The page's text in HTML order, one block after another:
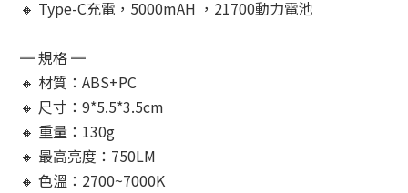
🔸 Type-C充電，5000mAH ，21700動力電池
═ 規格 ═
🔸 材質：ABS+PC
🔸 尺寸：9*5.5*3.5cm
🔸 重量：130g
🔸 最高亮度：750LM
🔸 色溫：2700~7000K